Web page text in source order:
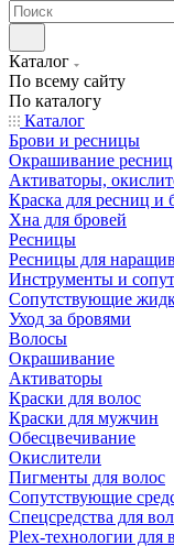
Каталог
По всему сайту
По каталогу
Каталог
Брови и ресницы
Окрашивание
Активаторы,
Краска для ресниц и
Хна для бровей
Ресницы
Ресницы для
Инструменты и
Сопутствующие
Уход за бровями
Волосы
Окрашивание
Активаторы
Краски для волос
Краски для мужчин
Обесцвечивание
Окислители
Пигменты для волос
Сопутствующие
Спецсредства для
Plex-технологии для